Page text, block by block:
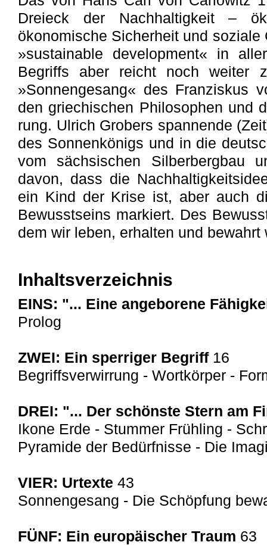
Dreieck der Nach­haltig­keit –
ökonomische Sicher­heit und
»sustainable development« in
Begriffs aber reicht noch weiter
»Sonnengesang« des Franziskus
den griechischen Philo­so­phen und
rung. Ulrich Grobers spannende
des Son­nenkönigs und in die
vom sächsischen Silberbergbau
davon, dass die
ein Kind der Krise ist, aber auch
Bewusstseins markiert. Des
dem wir leben, erhalten und bewahrt
Inhaltsverzeichnis
EINS: "... Eine angeborene
Prolog
ZWEI: Ein sperriger Begriff 16
Begriffsverwirrung - Wortkörper -
DREI: "... Der schönste Stern am
Ikone Erde - Stummer Frühling -
Pyramide der Bedürfnisse - Die
VIER: Urtexte 43
Sonnengesang - Die Schöpfung
FÜNF: Ein europäischer Traum 63